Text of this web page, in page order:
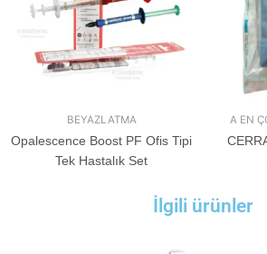
BEYAZLATMA
Opalescence Boost PF Ofis Tipi
Tek Hastalık Set
A EN
İlgili ürünler